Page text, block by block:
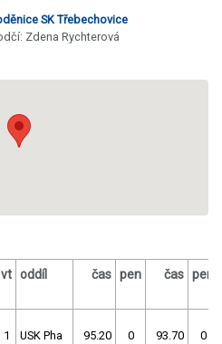
SK Třebechovice
Zdena Rychterová
vt oddíl čas pen čas pen
1 USK Pha 95.20 0 93.70 0